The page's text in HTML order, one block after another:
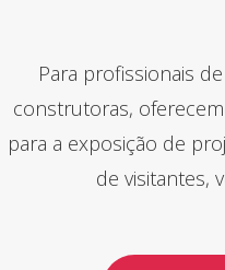
Para profissionais
construtoras,
para a exposição de
de visitantes,